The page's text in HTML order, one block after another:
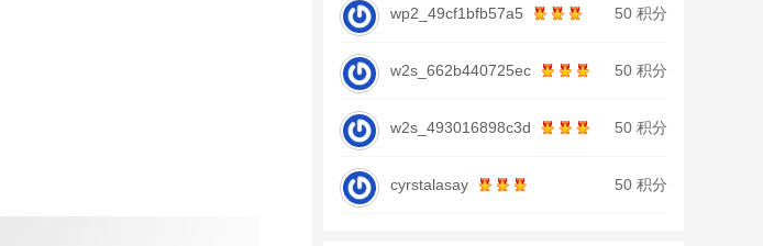
wp2_49cf1bfb57a5 50 积分
w2s_662b440725ec 50 积分
w2s_493016898c3d 50 积分
cyrstalasay 50 积分